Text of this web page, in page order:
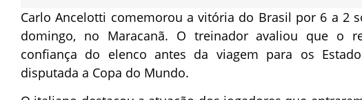
Carlo Ancelotti comemorou a vitória do Brasil por 6 a 2
domingo, no Maracanã. O treinador avaliou que o
confiança do elenco antes da viagem para os
disputada a Copa do Mundo.